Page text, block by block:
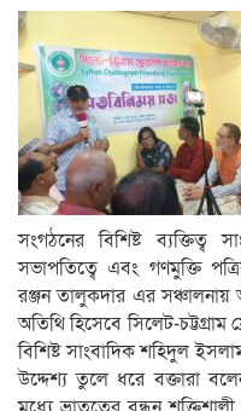
সংগঠনের বিশিষ্ট
সভাপতিত্বে এবং গণমুক্তি
রঞ্জন তালুকদার এর
অতিথি হিসেবে সিলেট-চট্টগ্রাম
বিশিষ্ট সাংবাদিক শহিদুল
উদ্দেশ্য তুলে ধরে বক্তারা